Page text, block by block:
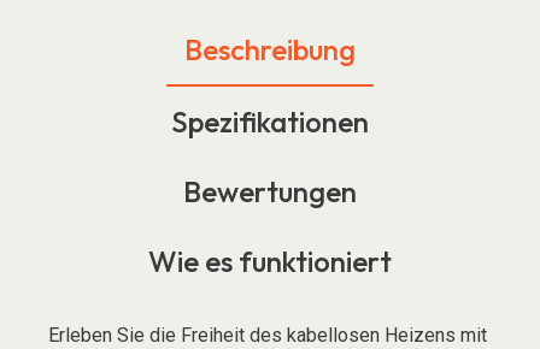
Beschreibung
Spezifikationen
Bewertungen
Wie es funktioniert
Erleben Sie die Freiheit des kabellosen Heizens mit